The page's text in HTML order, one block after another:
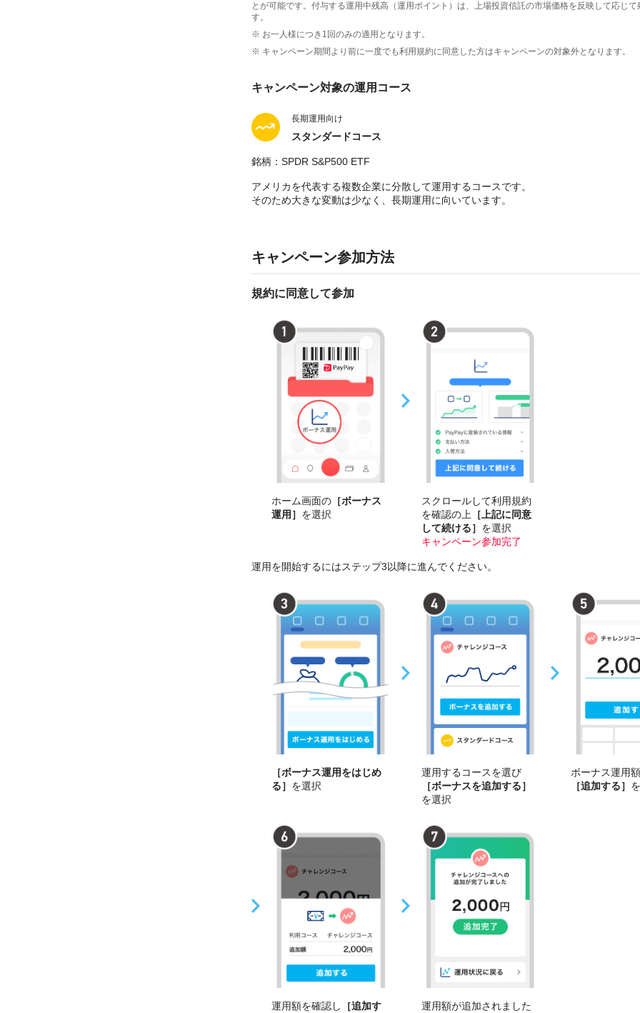
とが可能です。付与する運用中残高（運用ポイント）は、上場投資信託の市場価格を反映して応じ
す。
※ お一人様につき1回のみの適用となります。
※ キャンペーン期間より前に一度でも利用規約に同意した方はキャンペーンの対象外となります。
キャンペーン対象の運用コース
長期運用向け
スタンダードコース
銘柄：SPDR S&P500 ETF
アメリカを代表する複数企業に分散して運用するコースです。
そのため大きな変動は少なく、長期運用に向いています。
キャンペーン参加方法
規約に同意して参加
ホーム画面の ［ボーナス
運用］ を選択
スクロールして利用規約
を確認の上
［上記に同意
して続ける］ を選択
キャンペーン参加完了
運用を開始するにはステップ3以降に進んでください。
［ボーナス運用をはじめ
る］ を選択
運用するコースを選び
［ボーナスを追加する］
を選択
ボーナス運用
［追加する］
運用額を確認し
［追加す
運用額が追加されました